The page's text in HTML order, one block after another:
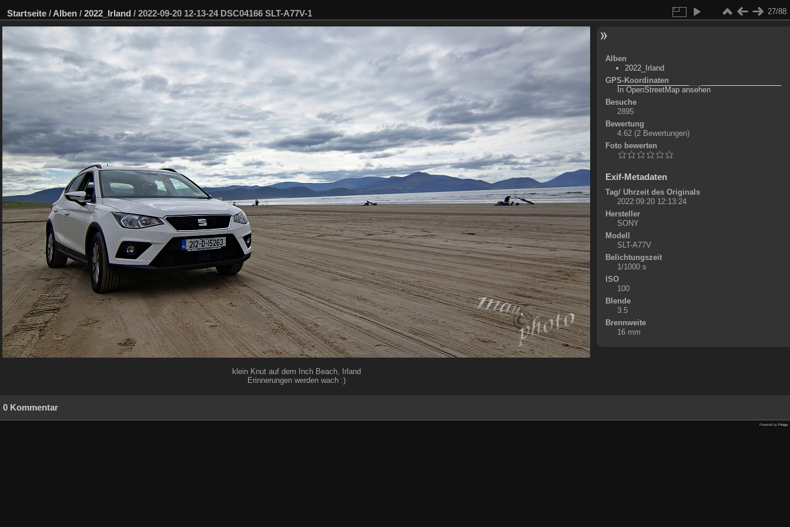
Startseite / Alben / 2022_Irland / 2022-09-20 12-13-24 DSC04166 SLT-A77V-1 27/88
klein Knut auf dem Inch Beach, Irland
Erinnerungen werden wach :)
Alben
2022_Irland
GPS-Koordinaten
+
-
©
In OpenStreetMap ansehen
Besuche
2895
Bewertung
4.62 (2 Bewertungen)
Foto bewerten
Exif-Metadaten
Tag/ Uhrzeit des Originals
2022:09:20 12:13:24
Hersteller
SONY
Modell
SLT-A77V
Belichtungszeit
1/1000 s
ISO
100
Blende
3.5
Brennweite
16 mm
0 Kommentar
Powered by Piwigo